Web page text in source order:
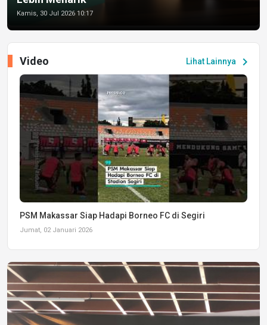
Kamis, 30 Jul 2026 10:17
Lihat Lainnya chevron_right
Video
PSM Makassar Siap Hadapi Borneo FC di Segiri
Jumat, 02 Januari 2026